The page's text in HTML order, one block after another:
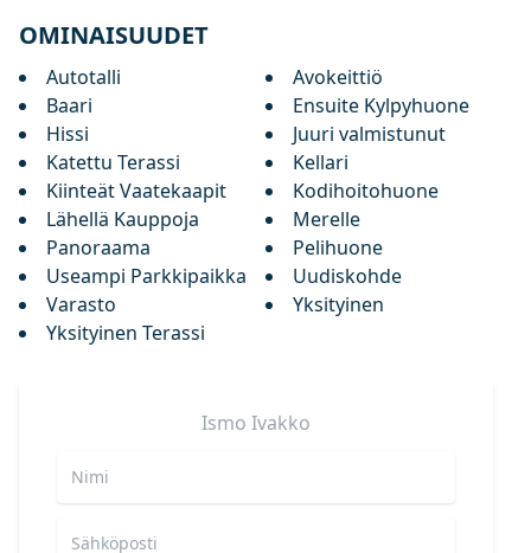
OMINAISUUDET
Autotalli
Avokeittiö
Baari
Ensuite Kylpyhuone
Hissi
Juuri valmistunut
Katettu Terassi
Kellari
Kiinteät Vaatekaapit
Kodihoitohuone
Lähellä Kauppoja
Merelle
Panoraama
Pelihuone
Useampi Parkkipaikka
Uudiskohde
Varasto
Yksityinen
Yksityinen Terassi
Ismo Ivakko